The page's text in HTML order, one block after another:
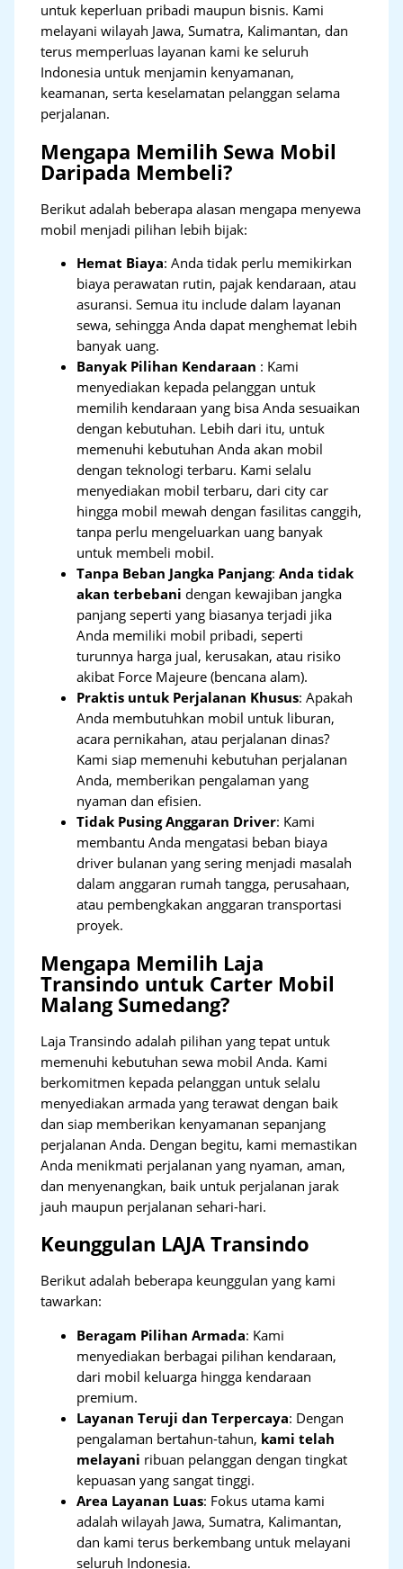
untuk keperluan pribadi maupun bisnis. Kami
melayani wilayah Jawa, Sumatra, Kalimantan, dan
terus memperluas layanan kami ke seluruh
Indonesia untuk menjamin kenyamanan,
keamanan, serta keselamatan pelanggan selama
perjalanan.
Mengapa Memilih Sewa Mobil
Daripada Membeli?
Berikut adalah beberapa alasan mengapa menyewa
mobil menjadi pilihan lebih bijak:
Hemat Biaya: Anda tidak perlu memikirkan
biaya perawatan rutin, pajak kendaraan, atau
asuransi. Semua itu include dalam layanan
sewa, sehingga Anda dapat menghemat lebih
banyak uang.
Banyak Pilihan Kendaraan : Kami
menyediakan kepada pelanggan untuk
memilih kendaraan yang bisa Anda sesuaikan
dengan kebutuhan. Lebih dari itu, untuk
memenuhi kebutuhan Anda akan mobil
dengan teknologi terbaru. Kami selalu
menyediakan mobil terbaru, dari city car
hingga mobil mewah dengan fasilitas canggih,
tanpa perlu mengeluarkan uang banyak
untuk membeli mobil.
Tanpa Beban Jangka Panjang:Anda tidak
akan terbebani dengan kewajiban jangka
panjang seperti yang biasanya terjadi jika
Anda memiliki mobil pribadi, seperti
turunnya harga jual, kerusakan, atau risiko
akibat Force Majeure (bencana alam).
Praktis untuk Perjalanan Khusus: Apakah
Anda membutuhkan mobil untuk liburan,
acara pernikahan, atau perjalanan dinas?
Kami siap memenuhi kebutuhan perjalanan
Anda, memberikan pengalaman yang
nyaman dan efisien.
Tidak Pusing Anggaran Driver: Kami
membantu Anda mengatasi beban biaya
driver bulanan yang sering menjadi masalah
dalam anggaran rumah tangga, perusahaan,
atau pembengkakan anggaran transportasi
proyek.
Mengapa Memilih Laja
Transindo untuk Carter Mobil
Malang Sumedang?
Laja Transindo adalah pilihan yang tepat untuk
memenuhi kebutuhan sewa mobil Anda. Kami
berkomitmen kepada pelanggan untuk selalu
menyediakan armada yang terawat dengan baik
dan siap memberikan kenyamanan sepanjang
perjalanan Anda. Dengan begitu, kami memastikan
Anda menikmati perjalanan yang nyaman, aman,
dan menyenangkan, baik untuk perjalanan jarak
jauh maupun perjalanan sehari-hari.
Keunggulan LAJA Transindo
Berikut adalah beberapa keunggulan yang kami
tawarkan:
Beragam Pilihan Armada: Kami
menyediakan berbagai pilihan kendaraan,
dari mobil keluarga hingga kendaraan
premium.
Layanan Teruji dan Terpercaya: Dengan
pengalaman bertahun-tahun, kami telah
melayani ribuan pelanggan dengan tingkat
kepuasan yang sangat tinggi.
Area Layanan Luas: Fokus utama kami
adalah wilayah Jawa, Sumatra, Kalimantan,
dan kami terus berkembang untuk melayani
seluruh Indonesia.